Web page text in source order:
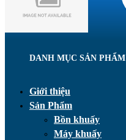
DANH MỤC SẢN PHẨM
Giới thiệu
Sản Phẩm
Bồn khuấy
Máy khuấy